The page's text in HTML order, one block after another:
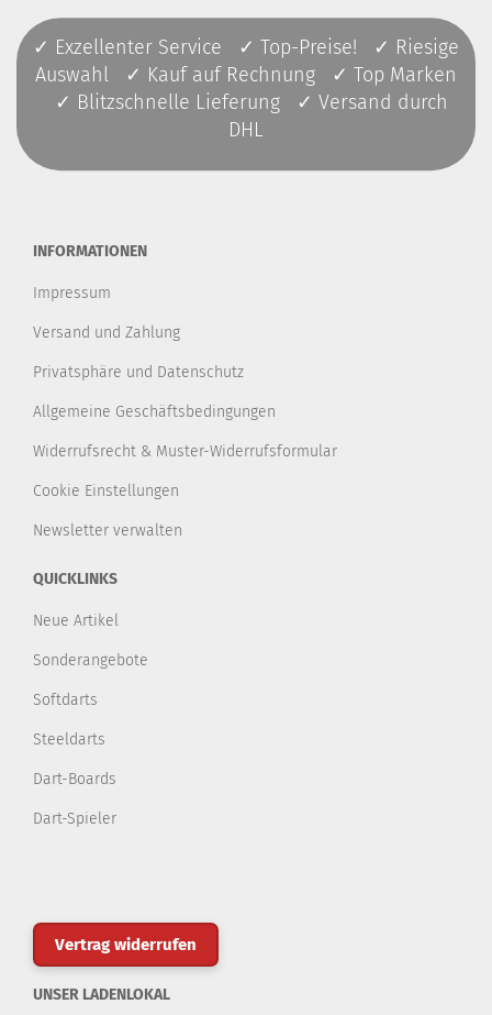
✓ Exzellenter Service ✓ Top-Preise! ✓ Riesige
Auswahl ✓ Kauf auf Rechnung ✓ Top Marken
✓ Blitzschnelle Lieferung ✓ Versand durch
DHL
INFORMATIONEN
Impressum
Versand und Zahlung
Privatsphäre und Datenschutz
Allgemeine Geschäftsbedingungen
Widerrufsrecht & Muster-Widerrufsformular
Cookie Einstellungen
Newsletter verwalten
QUICKLINKS
Neue Artikel
Sonderangebote
Softdarts
Steeldarts
Dart-Boards
Dart-Spieler
Vertrag widerrufen
UNSER LADENLOKAL